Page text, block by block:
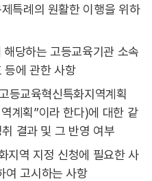
특례의 원활한 이행을 위하
당하는 고등교육기관 소속
등에 관한 사항
등교육혁신특화지역계획
계획”이라 한다)에 대한 같
결과 및 그 반영 여부
지역 지정 신청에 필요한 사
여 고시하는 사항